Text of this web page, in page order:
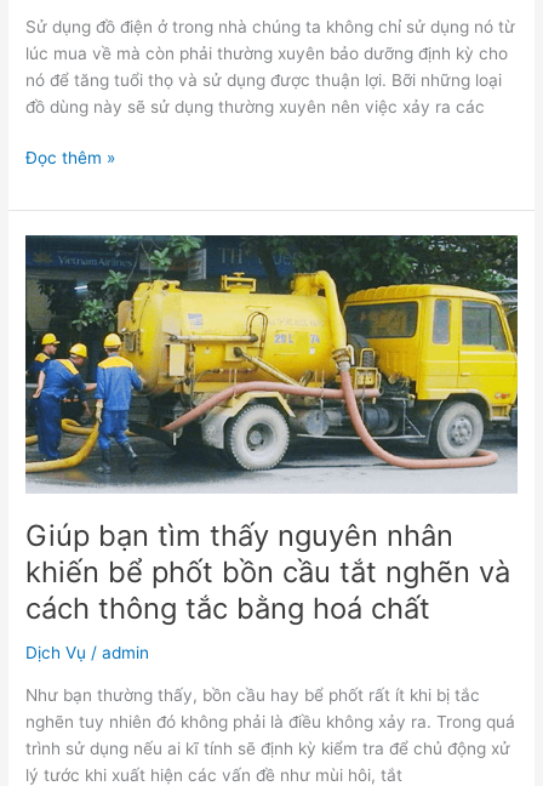
Sử dụng đồ điện ở trong nhà chúng ta không chỉ sử dụng nó từ
lúc mua về mà còn phải thường xuyên bảo dưỡng định kỳ cho
nó để tăng tuổi thọ và sử dụng được thuận lợi. Bỡi những loại
đồ dùng này sẽ sử dụng thường xuyên nên việc xảy ra các
Đọc thêm »
Giúp bạn tìm thấy nguyên nhân
khiến bể phốt bồn cầu tắt nghẽn và
cách thông tắc bằng hoá chất
Dịch Vụ /admin
Như bạn thường thấy, bồn cầu hay bể phốt rất ít khi bị tắc
nghẽn tuy nhiên đó không phải là điều không xảy ra. Trong quá
trình sử dụng nếu ai kĩ tính sẽ định kỳ kiểm tra để chủ động xử
lý tước khi xuất hiện các vấn đề như mùi hôi, tắt
Giúp
bạn
tìm
thấy
nguyên
nhân
khiến
bể
phốt
bồn
tắt
nghẽn
cách
thông
bằng
hoá
chất